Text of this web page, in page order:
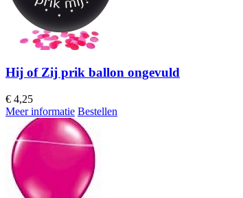
Hij of Zij prik ballon ongevuld
€ 4,25
Meer informatie Bestellen